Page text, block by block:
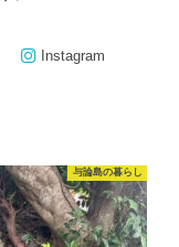
Instagram
与論島の暮らし